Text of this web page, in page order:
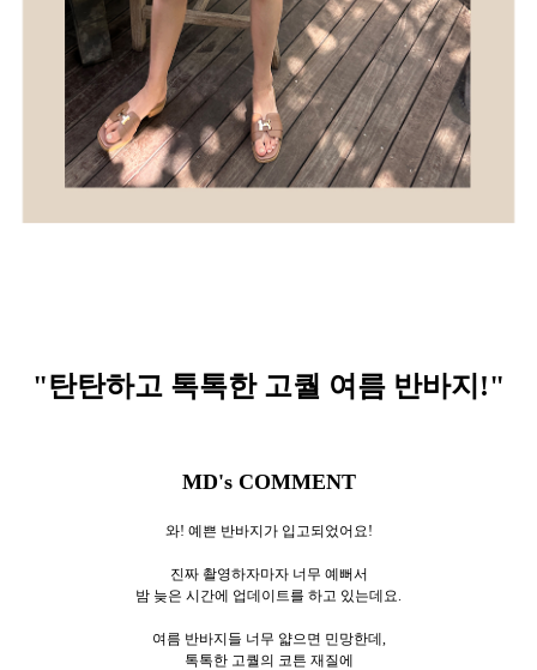
"탄탄하고 톡톡한 고퀄 여름 반바지 !"
MD's COMMENT
와! 예쁜 반바지가 입고되었어요!
진짜 촬영하자마자 너무 예뻐서
밤 늦은 시간에 업데이트를 하고 있는데요.
여름 반바지들 너무 얇으면 민망한데,
톡톡한 고퀄의 코튼 재질에